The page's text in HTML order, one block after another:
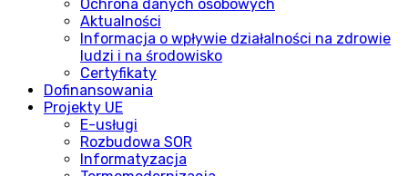
Ochrona danych osobowych
Aktualności
Informacja o wpływie działalności na zdrowie
ludzi i na środowisko
Certyfikaty
Dofinansowania
Projekty UE
E-usługi
Rozbudowa SOR
Informatyzacja